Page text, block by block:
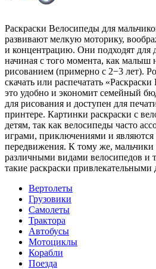
Раскраски Велосипеды для
развивают мелкую моторику,
и концентрацию. Они подходят для
начиная с того момента, как малыш
рисованием (примерно с 2−3 лет).
скачать или распечатать
это удобно и экономит семейный
для рисования и доступен для
принтере. Картинки раскраски с
детям, так как велосипеды часто
играми, приключениями и
передвижения. К тому же, мальчики
различными видами велосипедов и
такие раскраски привлекательными
Вертолеты
Грузовики
Самолеты
Трактора
Автобусы
Мотоциклы
Корабли
Поезда